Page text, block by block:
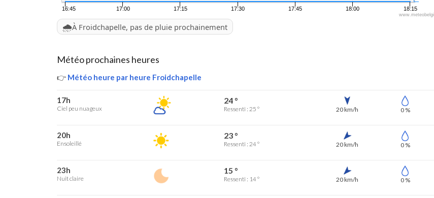
16:45 17:00 17:15 17:30 17:45 18:00 18:15
🌧️À Froidchapelle, pas de pluie prochainement
Météo prochaines heures
👉 Météo heure par heure Froidchapelle
17h
Ciel peu nuageux
24 °
Ressenti : 25 ° 20 km/h 0 %
20h
Ensoleillé
23 °
Ressenti : 24 ° 20 km/h 0 %
23h
Nuit claire
15 °
Ressenti : 14 ° 20 km/h 0 %